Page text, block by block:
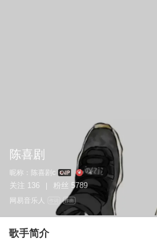
陈喜剧
昵称： 陈喜剧c
关注 136 粉丝 5789
网易音乐人 作曲
歌手简介